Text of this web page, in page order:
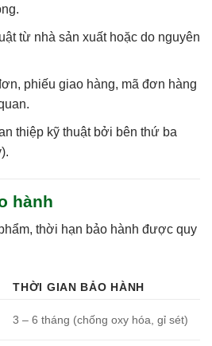
từ nhà sản xuất hoặc do nguyên
phiếu giao hàng, mã đơn hàng
thiệp kỹ thuật bởi bên thứ ba
hành
thời hạn bảo hành được quy
THỜI GIAN BẢO HÀNH
3 – 6 tháng (chống oxy hóa, gỉ sét)